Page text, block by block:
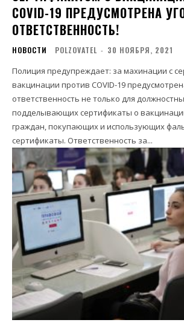
COVID-19 ПРЕДУСМОТРЕНА
ОТВЕТСТВЕННОСТЬ!
НОВОСТИ POLZOVATEL - 30 НОЯБРЯ, 2021
Полиция предупреждает: за махинации с
вакцинации против COVID-19
ответственность не только для
подделывающих сертификаты о
граждан, покупающих и использующих
сертификаты. Ответственность за...